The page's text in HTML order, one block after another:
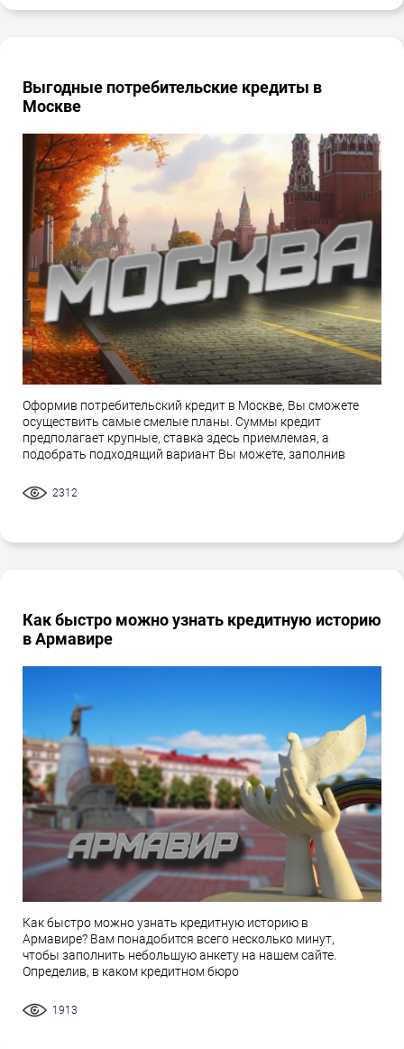
Выгодные потребительские кредиты в
Москве
Оформив потребительский кредит в Москве, Вы сможете
осуществить самые смелые планы. Суммы кредит
предполагает крупные, ставка здесь приемлемая, а
подобрать подходящий вариант Вы можете, заполнив
2312
Как быстро можно узнать кредитную историю
в Армавире
Как быстро можно узнать кредитную историю в
Армавире? Вам понадобится всего несколько минут,
чтобы заполнить небольшую анкету на нашем сайте.
Определив, в каком кредитном бюро
1913